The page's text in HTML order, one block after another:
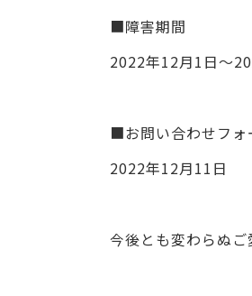
■障害期間
2022年12月1日～
■お問い合わせフォ
2022年12月11日
今後とも変わらぬご